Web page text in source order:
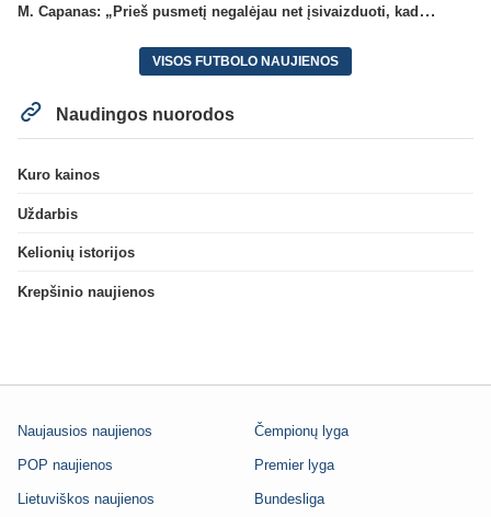
M. Capanas: „Prieš pusmetį negalėjau net įsivaizduoti, kad žaisime prieš „Hajduk“
VISOS FUTBOLO NAUJIENOS
Naudingos nuorodos
Kuro kainos
Uždarbis
Kelionių istorijos
Krepšinio naujienos
Naujausios naujienos
POP naujienos
Lietuviškos naujienos
Čempionų lyga
Premier lyga
Bundesliga